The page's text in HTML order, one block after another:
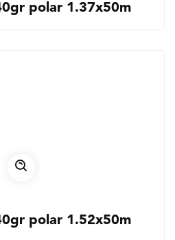
polar 1.37x50m
polar 1.52x50m